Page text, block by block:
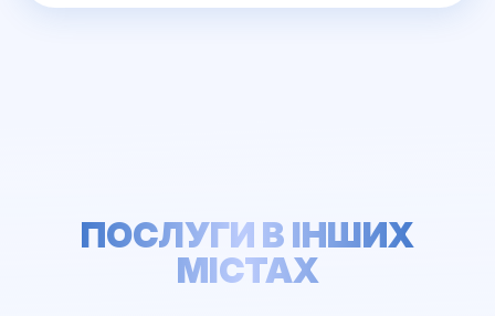
ПОСЛУГИ В ІНШИХ
МІСТАХ